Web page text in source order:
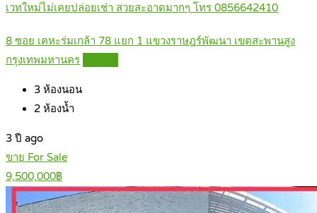
เวทใหม่ไม่เคยปล่อยเช่า สวยสะอาดมากๆ โทร 0856642410
8 ซอย เคหะร่มเกล้า 78 แยก 1 แขวงราษฎร์พัฒนา เขตสะพานสูง
กรุงเทพมหานคร
3 ห้องนอน
2 ห้องน้ำ
3 ปี ago
ขาย For Sale
9,500,000฿